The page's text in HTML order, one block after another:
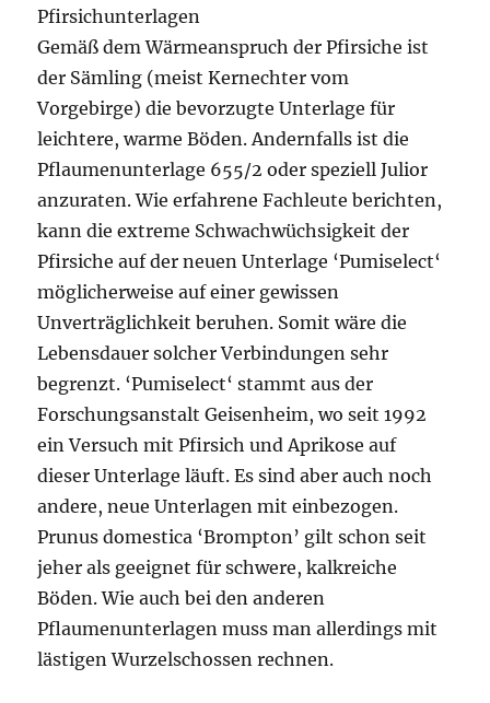
Pfirsichunterlagen
Gemäß dem Wärmeanspruch der Pfirsiche ist
der Sämling (meist Kernechter vom
Vorgebirge) die bevorzugte Unterlage für
leichtere, warme Böden. Andernfalls ist die
Pflaumenunterlage 655/2 oder speziell Julior
anzuraten. Wie erfahrene Fachleute berichten,
kann die extreme Schwachwüchsigkeit der
Pfirsiche auf der neuen Unterlage ‘Pumiselect‘
möglicherweise auf einer gewissen
Unverträglichkeit beruhen. Somit wäre die
Lebensdauer solcher Verbindungen sehr
begrenzt. ‘Pumiselect‘ stammt aus der
Forschungsanstalt Geisenheim, wo seit 1992
ein Versuch mit Pfirsich und Aprikose auf
dieser Unterlage läuft. Es sind aber auch noch
andere, neue Unterlagen mit einbezogen.
Prunus domestica ‘Brompton’ gilt schon seit
jeher als geeignet für schwere, kalkreiche
Böden. Wie auch bei den anderen
Pflaumenunterlagen muss man allerdings mit
lästigen Wurzelschossen rechnen.